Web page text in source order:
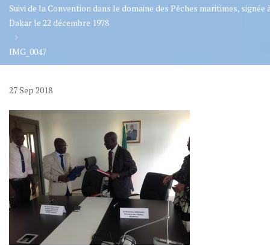
Suivi de la Convention dans le domaine des Pêches maritimes, signée
Dakar le 22 décembre 1978
IMG_0047
27Sep 2018